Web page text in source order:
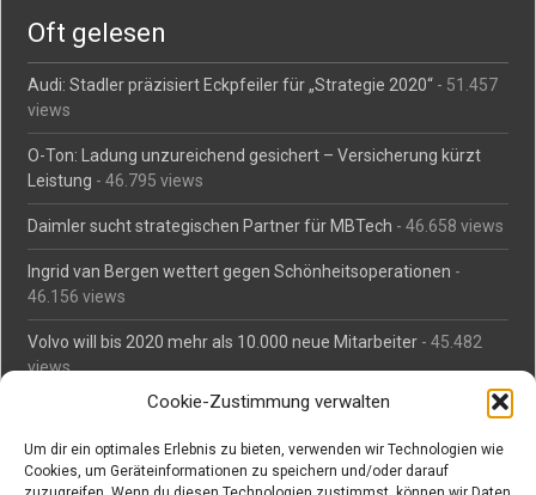
Cookie-Zustimmung verwalten
Um dir ein optimales Erlebnis zu bieten, verwenden wir Technologien wie
Cookies, um Geräteinformationen zu speichern und/oder darauf
Oft gelesen
Audi: Stadler präzisiert Eckpfeiler für „Strategie 2020“ - 51.457
views
O-Ton: Ladung unzureichend gesichert – Versicherung kürzt
Leistung - 46.795 views
Daimler sucht strategischen Partner für MBTech - 46.658 views
Ingrid van Bergen wettert gegen Schönheitsoperationen -
46.156 views
Volvo will bis 2020 mehr als 10.000 neue Mitarbeiter - 45.482
views
Mäßiges Interesse an Daimlers MBtech- 44.713 views
O-Ton: Wer muss Schaden für abgedriftete Silvesterraketen
zahlen? - 42.366 views